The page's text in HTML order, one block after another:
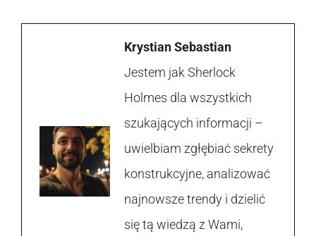
Krystian Sebastian
Jestem jak Sherlock
Holmes dla wszystkich
szukających informacji –
uwielbiam zgłębiać sekrety
konstrukcyjne, analizować
najnowsze trendy i dzielić
się tą wiedzą z Wami,